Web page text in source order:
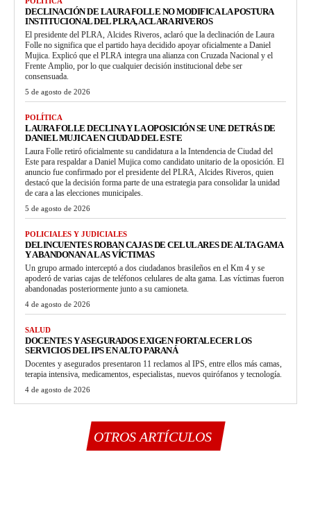
DECLINACIÓN DE LAURA FOLLE NO MODIFICA LA POSTURA
INSTITUCIONAL DEL PLRA, ACLARA RIVEROS
El presidente del PLRA, Alcides Riveros, aclaró que la declinación de Laura
Folle no significa que el partido haya decidido apoyar oficialmente a Daniel
Mujica. Explicó que el PLRA integra una alianza con Cruzada Nacional y el
Frente Amplio, por lo que cualquier decisión institucional debe ser
consensuada.
5 de agosto de 2026
POLÍTICA
LAURA FOLLE DECLINA Y LA OPOSICIÓN SE UNE DETRÁS DE
DANIEL MUJICA EN CIUDAD DEL ESTE
Laura Folle retiró oficialmente su candidatura a la Intendencia de Ciudad del
Este para respaldar a Daniel Mujica como candidato unitario de la oposición. El
anuncio fue confirmado por el presidente del PLRA, Alcides Riveros, quien
destacó que la decisión forma parte de una estrategia para consolidar la unidad
de cara a las elecciones municipales.
5 de agosto de 2026
POLICIALES Y JUDICIALES
DELINCUENTES ROBAN CAJAS DE CELULARES DE ALTA GAMA
Y ABANDONAN A LAS VÍCTIMAS
Un grupo armado interceptó a dos ciudadanos brasileños en el Km 4 y se
apoderó de varias cajas de teléfonos celulares de alta gama. Las víctimas fueron
abandonadas posteriormente junto a su camioneta.
4 de agosto de 2026
SALUD
DOCENTES Y ASEGURADOS EXIGEN FORTALECER LOS
SERVICIOS DEL IPS EN ALTO PARANÁ
Docentes y asegurados presentaron 11 reclamos al IPS, entre ellos más camas,
terapia intensiva, medicamentos, especialistas, nuevos quirófanos y tecnología.
4 de agosto de 2026
OTROS ARTÍCULOS